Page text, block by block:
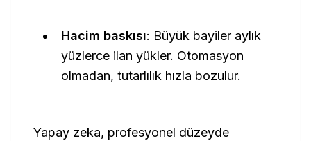
Hacim baskısı: Büyük bayiler aylık
yüzlerce ilan yükler. Otomasyon
olmadan, tutarlılık hızla bozulur.
Yapay zeka, profesyonel düzeyde